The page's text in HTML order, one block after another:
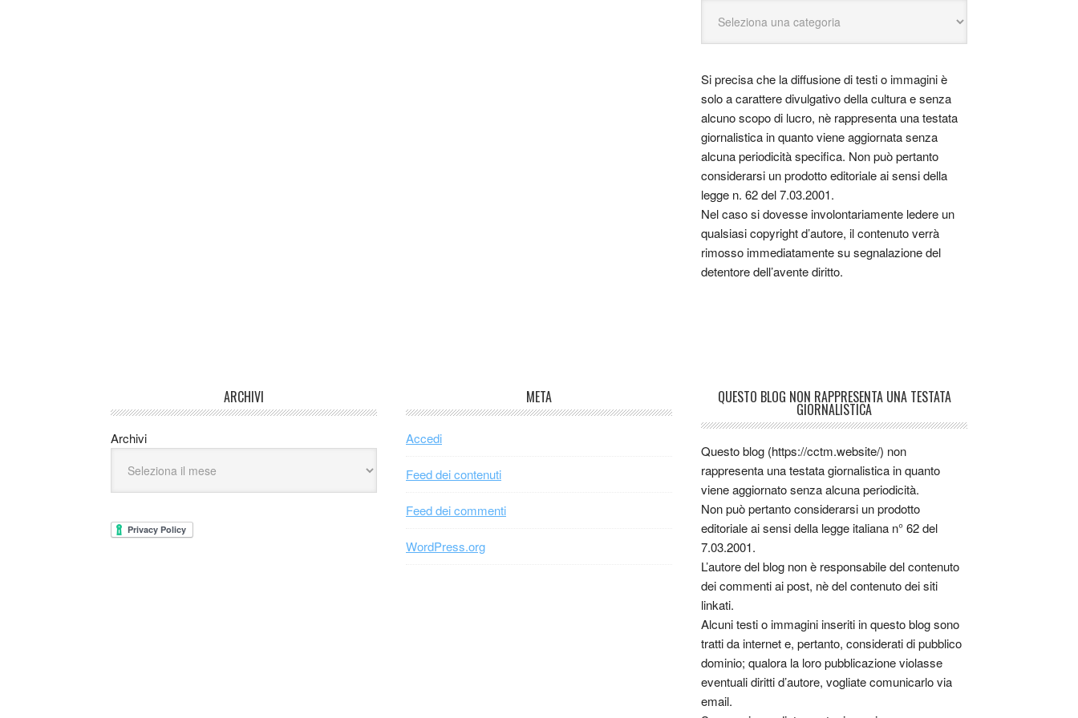
Si precisa che la diffusione di testi o immagini è
solo a carattere divulgativo della cultura e senza
alcuno scopo di lucro, nè rappresenta una testata
giornalistica in quanto viene aggiornata senza
alcuna periodicità specifica. Non può pertanto
considerarsi un prodotto editoriale ai sensi della
legge n. 62 del 7.03.2001.
Nel caso si dovesse involontariamente ledere un
qualsiasi copyright d’autore, il contenuto verrà
rimosso immediatamente su segnalazione del
detentore dell’avente diritto.
ARCHIVI
Archivi
META
Accedi
Feed dei contenuti
Feed dei commenti
WordPress.org
QUESTO BLOG NON RAPPRESENTA UNA TESTATA
GIORNALISTICA
Questo blog (https://cctm.website/) non
rappresenta una testata giornalistica in quanto
viene aggiornato senza alcuna periodicità.
Non può pertanto considerarsi un prodotto
editoriale ai sensi della legge italiana n° 62 del
7.03.2001.
L’autore del blog non è responsabile del contenuto
dei commenti ai post, nè del contenuto dei siti
linkati.
Alcuni testi o immagini inseriti in questo blog sono
tratti da internet e, pertanto, considerati di pubblico
dominio; qualora la loro pubblicazione violasse
eventuali diritti d’autore, vogliate comunicarlo via
email.